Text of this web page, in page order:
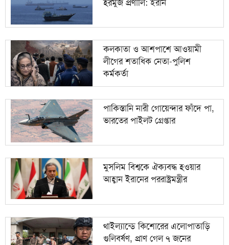
হরমুজ প্রণালি: ইরান
কলকাতা ও আশপাশে আওয়ামী
লীগের শতাধিক নেতা-পুলিশ
কর্মকর্তা
পাকিস্তানি নারী গোয়েন্দার ফাঁদে পা,
ভারতের পাইলট গ্রেপ্তার
মুসলিম বিশ্বকে ঐক্যবদ্ধ হওয়ার
আহ্বান ইরানের পররাষ্ট্রমন্ত্রীর
থাইল্যান্ডে কিশোরের এলোপাতাড়ি
গুলিবর্ষণ, প্রাণ গেল ৭ জনের